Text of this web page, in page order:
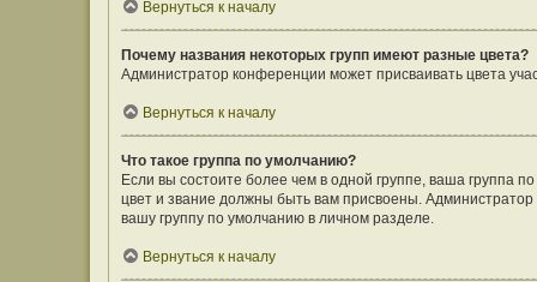
Вернуться к началу
Почему названия некоторых групп имеют разные цвета?
Администратор конференции может присваивать цвета
Вернуться к началу
Что такое группа по умолчанию?
Если вы состоите более чем в одной группе, ваша группа
цвет и звание должны быть вам присвоены.
вашу группу по умолчанию в личном разделе.
Вернуться к началу